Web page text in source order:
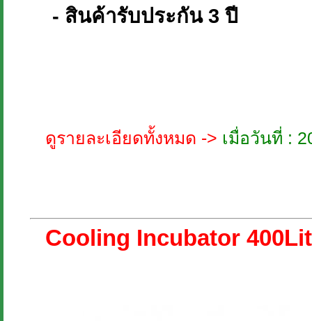
- สินค้ารับประกัน 3 ปี
ดูรายละเอียดทั้งหมด -> เมื่อวันที่ :
Cooling Incubator